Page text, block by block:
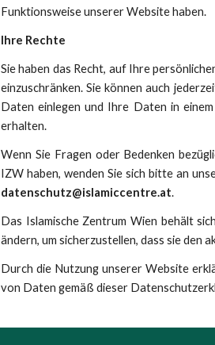
Funktionsweise unserer Website haben.
Ihre Rechte
Sie haben das Recht, auf Ihre
einzuschränken. Sie können auch
Daten einlegen und Ihre Daten in
erhalten.
Wenn Sie Fragen oder Bedenken
IZW haben, wenden Sie sich bitte an
datenschutz@islamiccentre.at.
Das Islamische Zentrum Wien behält
ändern, um sicherzustellen, dass sie den
Durch die Nutzung unserer Website
von Daten gemäß dieser